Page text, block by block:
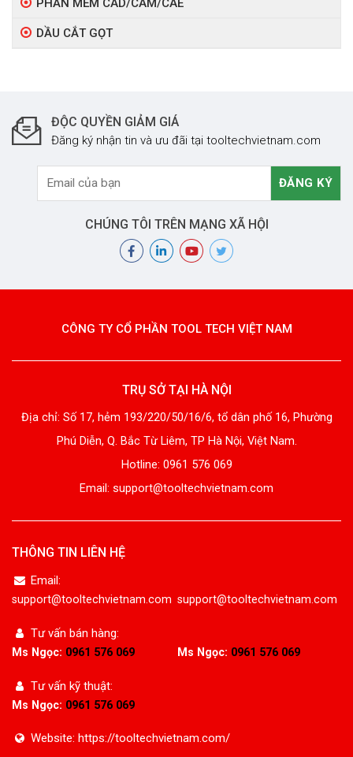
PHẦN MỀM CAD/CAM/CAE
DẦU CẮT GỌT
ĐỘC QUYỀN GIẢM GIÁ
Đăng ký nhận tin và ưu đãi tại tooltechvietnam.com
CHÚNG TÔI TRÊN MẠNG XÃ HỘI
CÔNG TY CỔ PHẦN TOOL TECH VIỆT NAM
TRỤ SỞ TẠI HÀ NỘI
Địa chỉ: Số 17, hẻm 193/220/50/16/6, tổ dân phố 16, Phường
Phú Diễn, Q. Bắc Từ Liêm, TP Hà Nội, Việt Nam.
Hotline: 0961 576 069
Email: support@tooltechvietnam.com
THÔNG TIN LIÊN HỆ
Email:
support@tooltechvietnam.com support@tooltechvietnam.com
Tư vấn bán hàng:
Ms Ngọc: 0961 576 069 Ms Ngọc: 0961 576 069
Tư vấn kỹ thuật:
Ms Ngọc: 0961 576 069
Website: https://tooltechvietnam.com/